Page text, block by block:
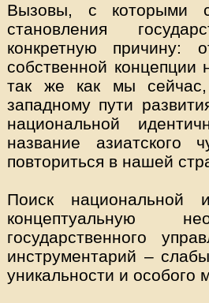
Вызовы, с которыми
становления
конкретную причину:
собственной концепции
так же как мы
западному пути
национальной
название
повториться в нашей
Поиск национальной
концептуальную
государственного
инструментарий –
уникальности и особого